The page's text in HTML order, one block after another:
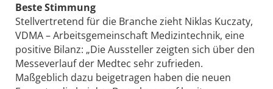
Beste Stimmung
Stellvertretend für die Branche zieht Niklas Kuczaty,
VDMA – Arbeitsgemeinschaft Medizintechnik, eine
positive Bilanz: „Die Aussteller zeigten sich über den
Messeverlauf der Medtec sehr zufrieden.
Maßgeblich dazu beigetragen haben die neuen